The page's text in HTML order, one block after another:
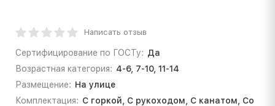
Написать отзыв
Сертифицирование по ГОСТу: Да
Возрастная категория: 4-6, 7-10, 11-14
Размещение: На улице
Комплектация: С горкой, С рукоходом, С канатом, Со